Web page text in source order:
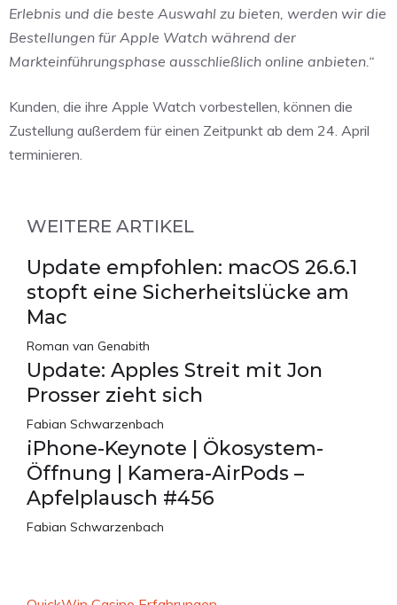
Erlebnis und die beste Auswahl zu bieten, werden wir die
Bestellungen für Apple Watch während der
Markteinführungsphase ausschließlich online anbieten.“
Kunden, die ihre Apple Watch vorbestellen, können die
Zustellung außerdem für einen Zeitpunkt ab dem 24. April
terminieren.
WEITERE ARTIKEL
Update empfohlen: macOS 26.6.1
stopft eine Sicherheitslücke am
Mac
Roman van Genabith
Update: Apples Streit mit Jon
Prosser zieht sich
Fabian Schwarzenbach
iPhone-Keynote | Ökosystem-
Öffnung | Kamera-AirPods –
Apfelplausch #456
Fabian Schwarzenbach